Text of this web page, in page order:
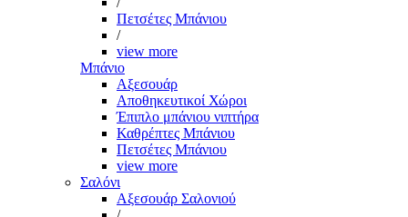
Πετσέτες Μπάνιου
/
view more
Μπάνιο
Αξεσουάρ
Αποθηκευτικοί Χώροι
Έπιπλο μπάνιου νιπτήρα
Καθρέπτες Μπάνιου
Πετσέτες Μπάνιου
view more
Σαλόνι
Αξεσουάρ Σαλονιού